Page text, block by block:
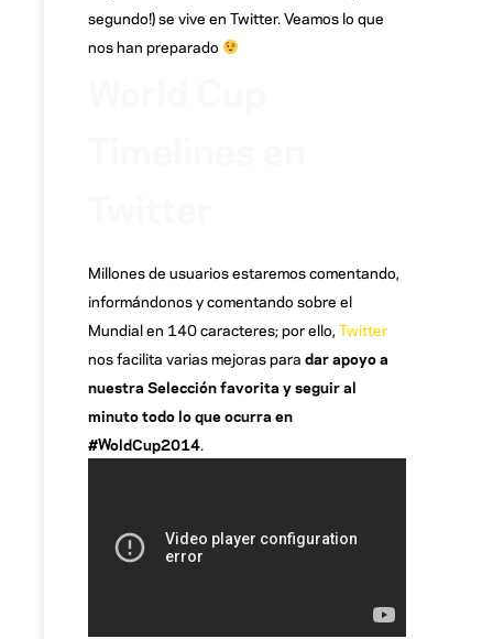
segundo!) se vive en Twitter. Veamos lo que
nos han preparado
Millones de usuarios estaremos comentando,
informándonos y comentando sobre el
Mundial en 140 caracteres; por ello, Twitter
nos facilita varias mejoras para dar apoyo a
nuestra Selección favorita y seguir al
minuto todo lo que ocurra en
#WoldCup2014